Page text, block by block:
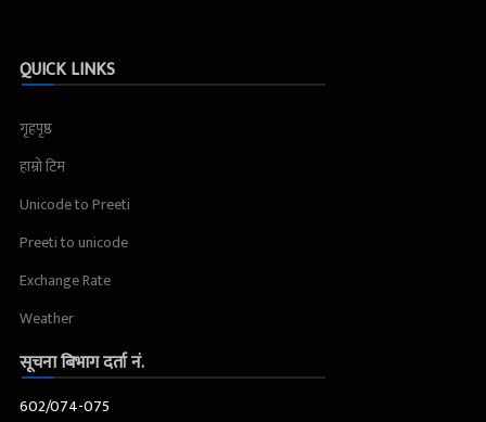
QUICK LINKS
गृहपृष्ठ
हाम्रो टिम
Unicode to Preeti
Preeti to unicode
Exchange Rate
Weather
सूचना बिभाग दर्ता नं.
602/074-075